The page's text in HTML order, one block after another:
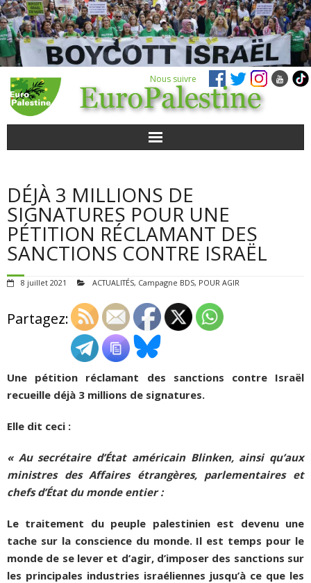
Nous suivre
POUR AGIR
AGENDA
QUI SOMMES-NOUS ?
ADHÉSIONS, DONS, CONTACT
DÉJÀ 3 MILLIONS DE
SIGNATURES POUR UNE
PÉTITION RÉCLAMANT DES
SANCTIONS CONTRE ISRAËL
8 juillet 2021 ACTUALITÉS, Campagne BDS, POUR AGIR
Partagez:
Une pétition réclamant des sanctions contre Israël
recueille déjà 3 millions de signatures.
Elle dit ceci :
« Au secrétaire d’État américain Blinken, ainsi qu’aux
ministres des Affaires étrangères, parlementaires et
chefs d’État du monde entier :
Le traitement du peuple palestinien est devenu une
tache sur la conscience du monde. Il est temps pour le
monde de se lever et d’agir, d’imposer des sanctions sur
les principales industries israéliennes jusqu’à ce que les